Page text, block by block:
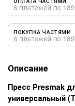
6 платежей по
ПОКУПКА ЧАСТЯМИ
6 платежей по
Описание
Пресс Presmak
универсальный